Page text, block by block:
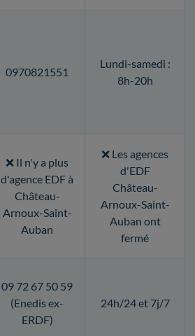
0970821551
Lundi-samedi :
8h-20h
❌ Il n'y a plus
d'agence EDF à
Château-
Arnoux-Saint-
Auban
❌ Les agences
d'EDF
Château-
Arnoux-Saint-
Auban ont
fermé
09 72 67 50 59
(Enedis ex-
ERDF)
24h/24 et 7j/7